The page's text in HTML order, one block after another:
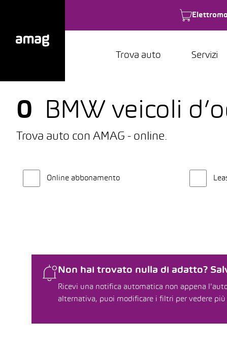
Trova auto Servizi
0 BMW veicoli
Trova auto con AMAG - online.
Online abbonamento
Non hai trovato nulla di adatto?
Ricevi una notifica automatica non appena
alternativa, puoi modificare i filtri per vedere più